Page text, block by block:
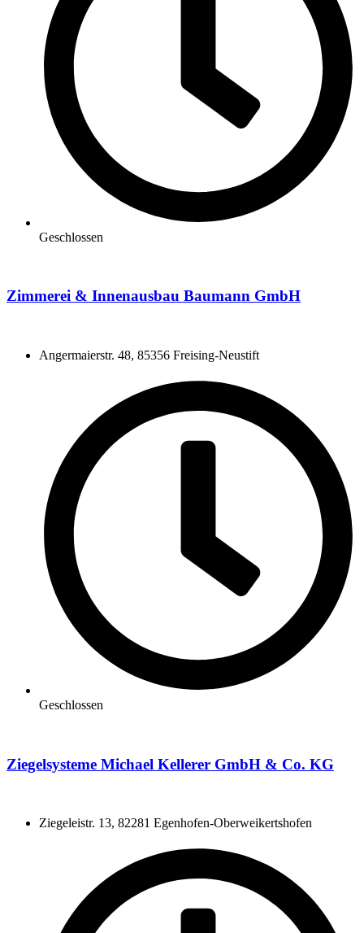
Geschlossen
Zimmerei & Innenausbau Baumann GmbH
Angermaierstr. 48, 85356 Freising-Neustift
Geschlossen
Ziegelsysteme Michael Kellerer GmbH & Co. KG
Ziegeleistr. 13, 82281 Egenhofen-Oberweikertshofen